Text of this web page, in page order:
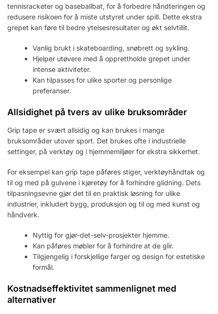
tennisracketer og baseballbat, for å forbedre håndteringen og
redusere risikoen for å miste utstyret under spill. Dette ekstra
grepet kan føre til bedre ytelsesresultater og økt selvtillit.
Vanlig brukt i skateboarding, snøbrett og sykling.
Hjelper utøvere med å opprettholde grepet under
intense aktiviteter.
Kan tilpasses for ulike sporter og personlige
preferanser.
Allsidighet på tvers av ulike bruksområder
Grip tape er svært allsidig og kan brukes i mange
bruksområder utover sport. Det brukes ofte i industrielle
settinger, på verktøy og i hjemmemiljøer for ekstra sikkerhet.
For eksempel kan grip tape påføres stiger, verktøyhåndtak og
til og med på gulvene i kjøretøy for å forhindre glidning. Dets
tilpasningsevne gjør det til en praktisk løsning for ulike
industrier, inkludert bygg, produksjon og til og med kunst og
håndverk.
Nyttig for gjør-det-selv-prosjekter hjemme.
Kan påføres møbler for å forhindre at de glir.
Tilgjengelig i forskjellige farger og design for estetiske
formål.
Kostnadseffektivitet sammenlignet med
alternativer